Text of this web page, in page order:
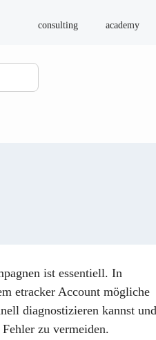
consulting academy
ist essentiell. In
etracker Account mögliche
diagnostizieren kannst und
zu vermeiden.